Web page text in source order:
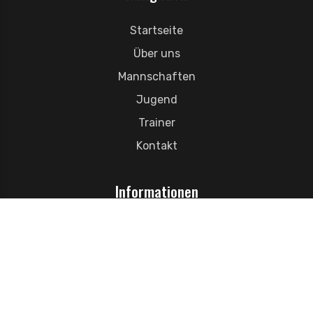
Startseite
Über uns
Mannschaften
Jugend
Trainer
Kontakt
Informationen